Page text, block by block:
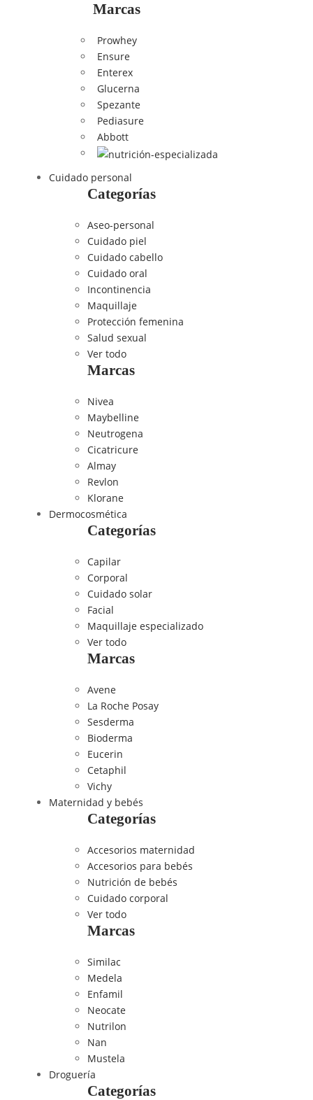
Marcas
Prowhey
Ensure
Enterex
Glucerna
Spezante
Pediasure
Abbott
Cuidado personal
Categorías
Aseo-personal
Cuidado piel
Cuidado cabello
Cuidado oral
Incontinencia
Maquillaje
Protección femenina
Salud sexual
Ver todo
Marcas
Nivea
Maybelline
Neutrogena
Cicatricure
Almay
Revlon
Klorane
Dermocosmética
Categorías
Capilar
Corporal
Cuidado solar
Facial
Maquillaje especializado
Ver todo
Marcas
Avene
La Roche Posay
Sesderma
Bioderma
Eucerin
Cetaphil
Vichy
Maternidad y bebés
Categorías
Accesorios maternidad
Accesorios para bebés
Nutrición de bebés
Cuidado corporal
Ver todo
Marcas
Similac
Medela
Enfamil
Neocate
Nutrilon
Nan
Mustela
Droguería
Categorías